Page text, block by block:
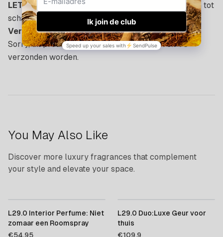
LET OP!
Verkeerd gebruik van het aroma kan leiden tot
schade aan je eigendom en/of huidirritatie.
Verzenden buitenland:
Sorry, dit product kan niet naar AU, CA, UK en VS
verzonden worden.
You May Also Like
Discover more luxury fragrances that complement
your style and elevate your space.
L29.0 Interior Perfume: Niet
zomaar een Roomspray
€54.95
L29.0 Duo:Luxe Geur voor
thuis
€109.9